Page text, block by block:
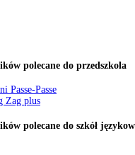
polecane do przedszkola
Passe-Passe
Zag plus
polecane do szkół